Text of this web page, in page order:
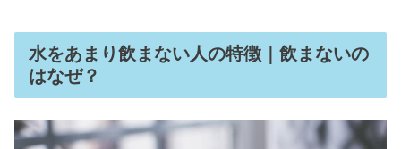
水をあまり飲まない人の特徴｜飲まないの
はなぜ？